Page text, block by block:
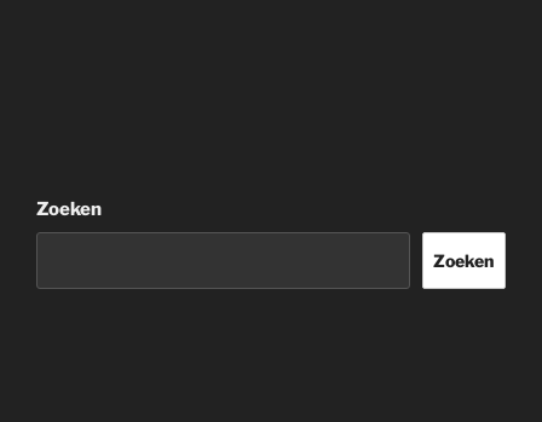
Zoeken
Zoeken